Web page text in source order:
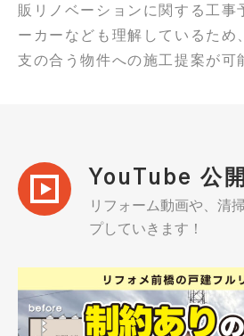
販リノベーションに関する工事
ーカーなども理解しているため
支の合う物件への施工提案が可
YouTube 公開
リフォーム動画や、清
プしていきます！